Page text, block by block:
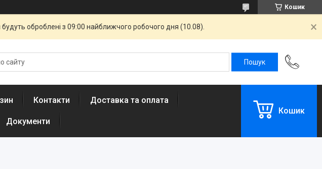
Кошик
оброблені з 09:00 найближчого робочого дня (10.08).
Контакти Доставка та оплата
Документи
Кошик